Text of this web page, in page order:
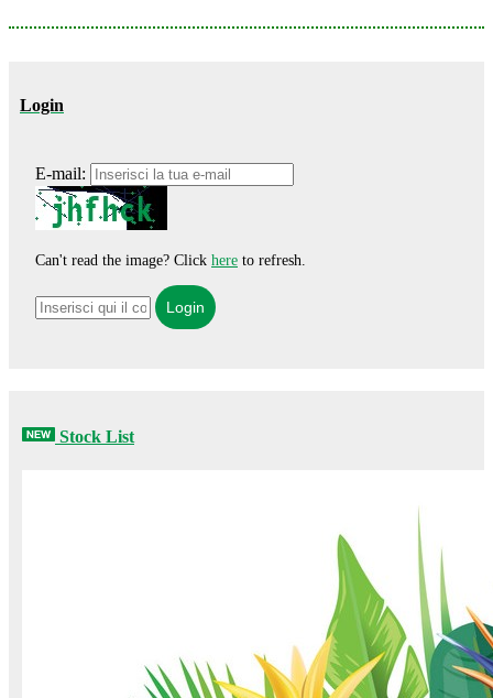
Login
E-mail:
Can't read the image? Click here to refresh.
Stock List